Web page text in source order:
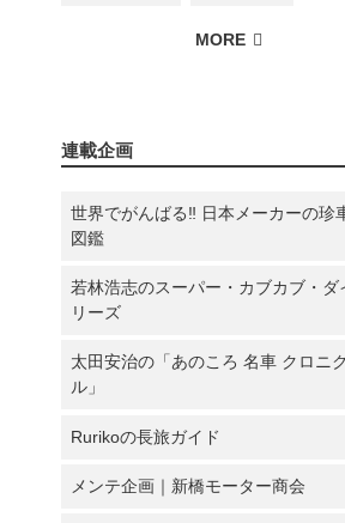
連載企画
世界でがんばる‼ 日本メーカーの珍
図鑑
若林浩志のスーパー・カブカブ・ダ
リーズ
太田安治の「あのころ 名車 クロニク
ル」
Rurikoの長旅ガイド
メンテ企画｜新橋モーター商会